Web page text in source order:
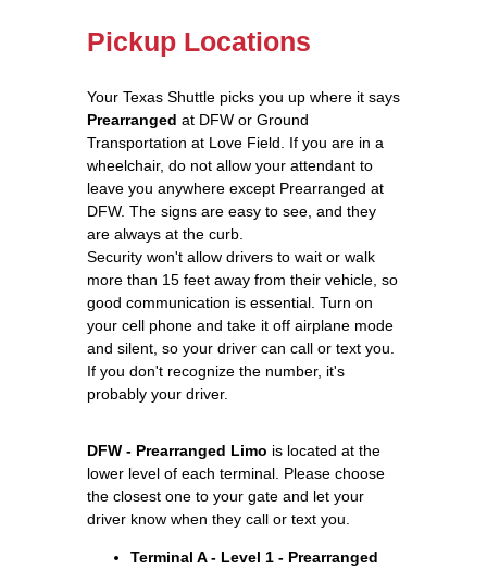
Pickup Locations
Your Texas Shuttle picks you up where it says
Prearranged at DFW or Ground
Transportation at Love Field. If you are in a
wheelchair, do not allow your attendant to
leave you anywhere except Prearranged at
DFW. The signs are easy to see, and they
are always at the curb.
Security won't allow drivers to wait or walk
more than 15 feet away from their vehicle, so
good communication is essential. Turn on
your cell phone and take it off airplane mode
and silent, so your driver can call or text you.
If you don't recognize the number, it's
probably your driver.
DFW - Prearranged Limo is located at the
lower level of each terminal. Please choose
the closest one to your gate and let your
driver know when they call or text you.
Terminal A - Level 1 - Prearranged